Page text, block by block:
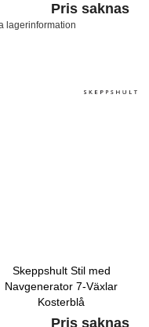
Pris saknas
lagerinformation
Skeppshult Stil med
Navgenerator 7-Växlar
Kosterblå
Pris saknas